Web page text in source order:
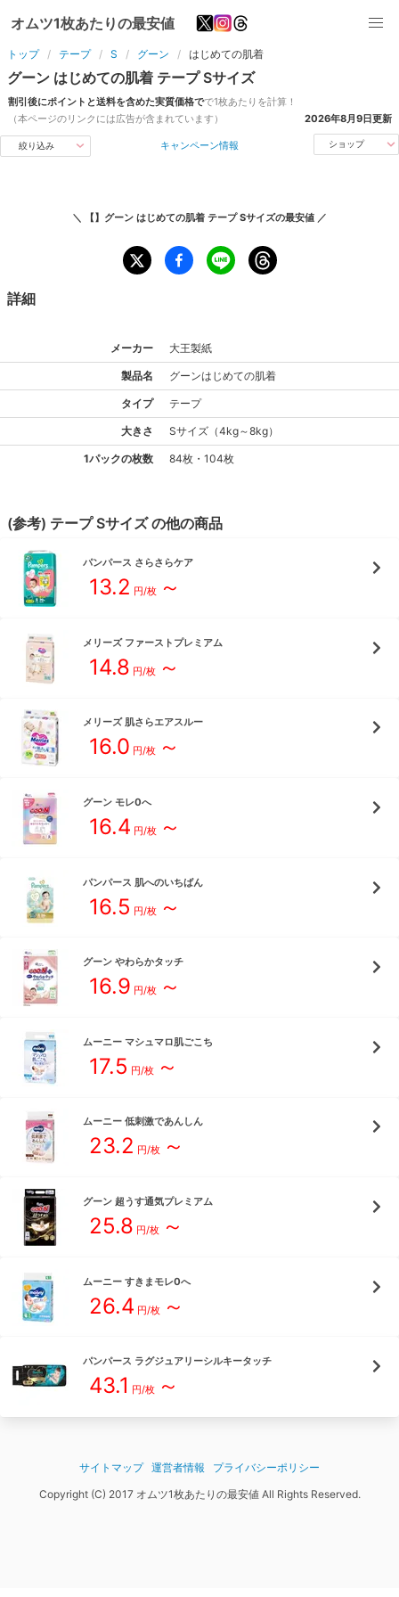
オムツ1枚あたりの最安値
トップ テープ S グーン はじめての肌着
グーン はじめての肌着 テープ Sサイズ
割引後にポイントと送料を含めた実質価格でで1枚あたりを計算！
（本ページのリンクには広告が含まれています）
2026年8月9日更新
絞り込み キャンペーン情報 ショップ
＼ 【】グーン はじめての肌着 テープ Sサイズの最安値 ／
詳細
メーカー 大王製紙
製品名 グーンはじめての肌着
タイプ テープ
大きさ Sサイズ （4kg～8kg）
1パックの枚数 84枚・104枚
(参考) テープ Sサイズの他の商品
パンパース さらさらケア
13.2 円/枚 ～
メリーズ ファーストプレミアム
14.8 円/枚 ～
メリーズ 肌さらエアスルー
16.0 円/枚 ～
グーン モレ0へ
16.4 円/枚 ～
パンパース 肌へのいちばん
16.5 円/枚 ～
グーン やわらかタッチ
16.9 円/枚 ～
ムーニー マシュマロ肌ごこち
17.5 円/枚 ～
ムーニー 低刺激であんしん
23.2 円/枚 ～
グーン 超うす通気プレミアム
25.8 円/枚 ～
ムーニー すきまモレ0へ
26.4 円/枚 ～
パンパース ラグジュアリーシルキータッチ
43.1 円/枚 ～
サイトマップ 運営者情報
プライバシーポリシー
Copyright (C) 2017 オムツ1枚あたりの最安値 All Rights Reserved.